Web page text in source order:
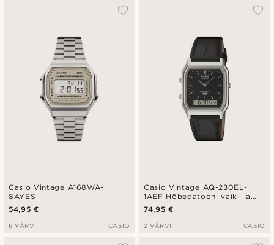
Casio Vintage A168WA-
8AYES
54,95 €
6 VÄRVI CASIO
Casio Vintage AQ-230EL-
1AEF Hõbedatooni vaik- ja
nahk Ana-digi kell
74,95 €
2 VÄRVI CASIO